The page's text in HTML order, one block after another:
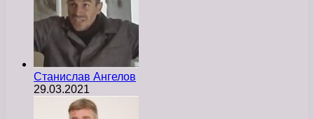
Станислав Ангелов
29.03.2021